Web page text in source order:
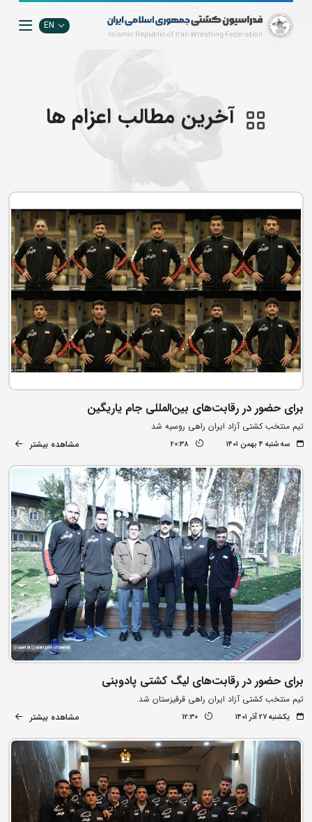
EN
آخرین مطالب اعزام ها
برای حضور در رقابت‌های بین‌المللی جام یاریگین
تیم منتخب کشتی آزاد ایران راهی روسیه شد
سه شنبه ۴ بهمن ۱۴۰۱ 20:38 مشاهده بیشتر
برای حضور در رقابت‌های لیگ کشتی پادوبنی
تیم منتخب کشتی آزاد ایران راهی قرقیزستان شد.
یکشنبه ۲۷ آذر ۱۴۰۱ 12:30 مشاهده بیشتر